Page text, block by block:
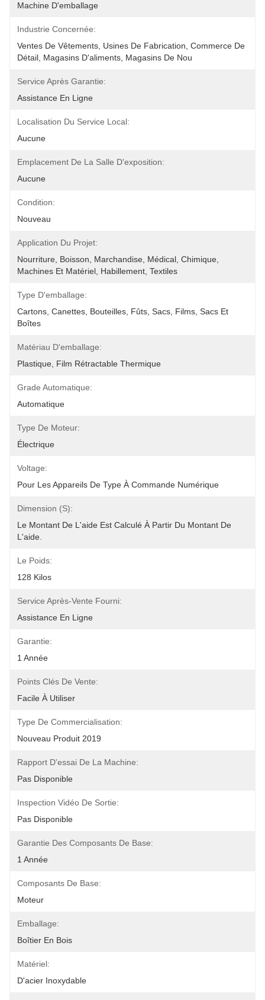
Machine D'emballage
Industrie Concernée:
Ventes De Vêtements, Usines De Fabrication, Commerce De
Détail, Magasins D'aliments, Magasins De Nou
Service Après Garantie:
Assistance En Ligne
Localisation Du Service Local:
Aucune
Emplacement De La Salle D'exposition:
Aucune
Condition:
Nouveau
Application Du Projet:
Nourriture, Boisson, Marchandise, Médical, Chimique,
Machines Et Matériel, Habillement, Textiles
Type D'emballage:
Cartons, Canettes, Bouteilles, Fûts, Sacs, Films, Sacs Et
Boîtes
Matériau D'emballage:
Plastique, Film Rétractable Thermique
Grade Automatique:
Automatique
Type De Moteur:
Électrique
Voltage:
Pour Les Appareils De Type À Commande Numérique
Dimension (s):
Le Montant De L'aide Est Calculé À Partir Du Montant De
L'aide.
Le Poids:
128 Kilos
Service Après-Vente Fourni:
Assistance En Ligne
Garantie:
1 Année
Points Clés De Vente:
Facile À Utiliser
Type De Commercialisation:
Nouveau Produit 2019
Rapport D'essai De La Machine:
Pas Disponible
Inspection Vidéo De Sortie:
Pas Disponible
Garantie Des Composants De Base:
1 Année
Composants De Base:
Moteur
Emballage:
Boîtier En Bois
Matériel:
D'acier Inoxydable